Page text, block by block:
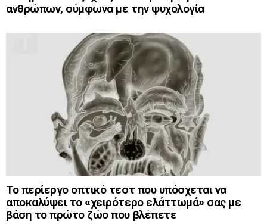
ανθρώπων, σύμφωνα με την ψυχολογία
Το περίεργο οπτικό τεστ που υπόσχεται να
αποκαλύψει το «χειρότερο ελάττωμά» σας με
βάση το πρώτο ζώο που βλέπετε